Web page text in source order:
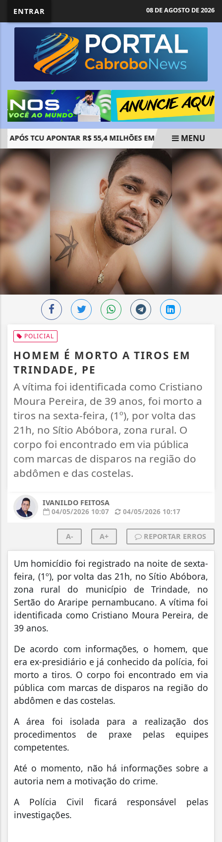
ENTRAR 08 DE AGOSTO DE 2026
TCU APONTAR R$ 55,4 MILHÕES EM EMENDAS SUSPEITAS
EM ALTA
MENU
POLICIAL
HOMEM É MORTO A TIROS EM
TRINDADE, PE
A vítima foi identificada como Cristiano
Moura Pereira, de 39 anos, foi morto a
tiros na sexta-feira, (1º), por volta das
21h, no Sítio Abóbora, zona rural. O
corpo foi encontrado em via pública
com marcas de disparos na região do
abdômen e das costelas.
IVANILDO FEITOSA
04/05/2026 10:07
04/05/2026 10:17
A- A+ REPORTAR ERROS
Um homicídio foi registrado na noite de sexta-
feira, (1º), por volta das 21h, no Sítio Abóbora,
zona rural do município de Trindade, no
Sertão do Araripe pernambucano. A vítima foi
identificada como Cristiano Moura Pereira, de
39 anos.
De acordo com informações, o homem, que
era ex-presidiário e já conhecido da polícia, foi
morto a tiros. O corpo foi encontrado em via
pública com marcas de disparos na região do
abdômen e das costelas.
A área foi isolada para a realização dos
procedimentos de praxe pelas equipes
competentes.
Até o momento, não há informações sobre a
autoria nem a motivação do crime.
A Polícia Civil ficará responsável pelas
investigações.